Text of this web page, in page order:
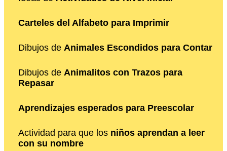
Carteles del Alfabeto para Imprimir
Dibujos de Animales Escondidos para Contar
Dibujos de Animalitos con Trazos para
Repasar
Aprendizajes esperados para Preescolar
Actividad para que los niños aprendan a leer
con su nombre